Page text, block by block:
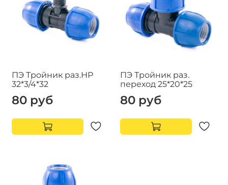
ПЭ Тройник раз.НР
32*3/4*32
80 руб
ПЭ Тройник раз.
переход 25*20*25
80 руб